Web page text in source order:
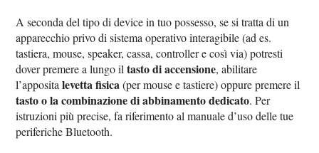
A seconda del tipo di device in tuo possesso, se si tratta di un
apparecchio privo di sistema operativo interagibile (ad es.
tastiera, mouse, speaker, cassa, controller e così via) potresti
dover premere a lungo iltasto di accensione, abilitare
l’appositalevetta fisica(per mouse e tastiere) oppure premere il
tasto o la combinazione di abbinamento dedicato. Per
istruzioni più precise, fa riferimento al manuale d’uso delle tue
periferiche Bluetooth.